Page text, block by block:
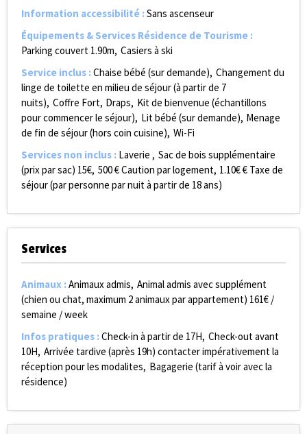
Information accessibilité :Sans ascenseur
Équipements & Services Résidence de Tourisme :
Parking couvert 1.90m Casiers à ski
Service inclus :Chaise bébé (sur demande) Changement du
linge de toilette en milieu de séjour (à partir de 7
nuits) Coffre Fort Draps Kit de bienvenue (échantillons
pour commencer le séjour) Lit bébé (sur demande) Menage
de fin de séjour (hors coin cuisine) Wi-Fi
Services non inclus : Laverie
Sac de bois supplémentaire
(prix par sac) 15€ 500€ Caution par logement 1.10€€ Taxe de
séjour (par personne par nuit à partir de 18 ans)
Services
Animaux :Animaux admis Animal admis avec supplément
(chien ou chat, maximum 2 animaux par appartement) 161€ /
semaine / week
Infos pratiques :Check-in à partir de 17H Check-out avant
10H Arrivée tardive (après 19h) contacter impérativement la
réception pour les modalites Bagagerie (tarif à voir avec la
résidence)